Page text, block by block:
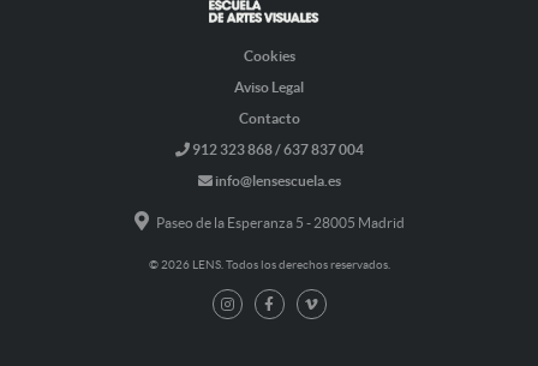
Cookies
Aviso Legal
Contacto
912 323 868 / 637 837 004
info@lensescuela.es
Paseo de la Esperanza 5 - 28005 Madrid
© 2026 LENS. Todos los derechos reservados.